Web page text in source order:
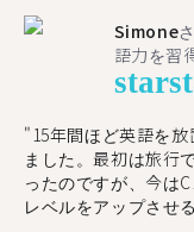
Simone
語力を習
star
"15年間ほど英語を
ました。最初は旅行
ったのですが、今は
レベルをアップさせ